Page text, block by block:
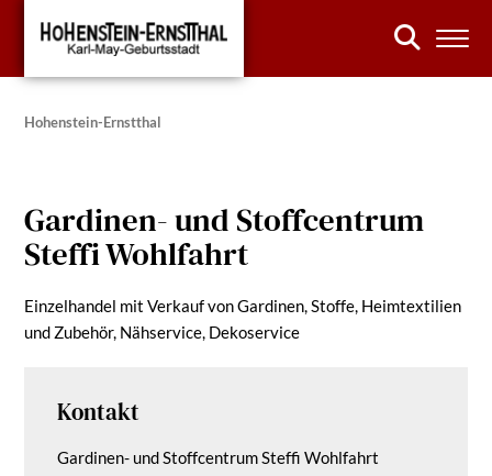
Hohenstein-Ernstthal
Gardinen- und Stoffcentrum
Steffi Wohlfahrt
Einzelhandel mit Verkauf von Gardinen, Stoffe, Heimtextilien
und Zubehör, Nähservice, Dekoservice
Kontakt
Gardinen- und Stoffcentrum Steffi Wohlfahrt